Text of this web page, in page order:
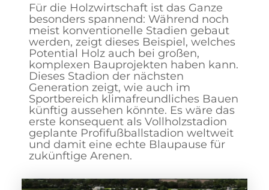
Für die Holzwirtschaft ist das Ganze
besonders spannend: Während noch
meist konventionelle Stadien gebaut
werden, zeigt dieses Beispiel, welches
Potential Holz auch bei großen,
komplexen Bauprojekten haben kann.
Dieses Stadion der nächsten
Generation zeigt, wie auch im
Sportbereich klimafreundliches Bauen
künftig aussehen könnte. Es wäre das
erste konsequent als Vollholzstadion
geplante Profifußballstadion weltweit
und damit eine echte Blaupause für
zukünftige Arenen.